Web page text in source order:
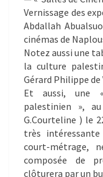
Vernissage des
Abdallah
cinémas de
Notez aussi une
la culture
Gérard Philippe de
Et aussi, une
palestinien »,
G.Courteline ) le
très
court-métrage,
composée de
clôturera par un